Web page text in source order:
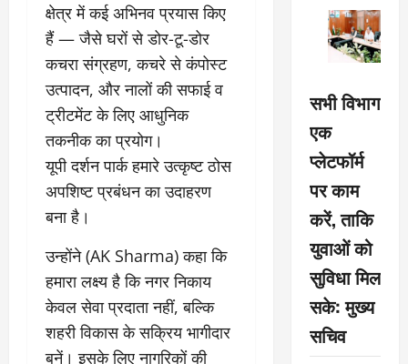
क्षेत्र में कई अभिनव प्रयास किए
हैं — जैसे घरों से डोर-टू-डोर
कचरा संग्रहण, कचरे से कंपोस्ट
उत्पादन, और नालों की सफाई व
ट्रीटमेंट के लिए आधुनिक
तकनीक का प्रयोग।
यूपी दर्शन पार्क हमारे उत्कृष्ट ठोस
अपशिष्ट प्रबंधन का उदाहरण
बना है।
उन्होंने (AK Sharma) कहा कि
हमारा लक्ष्य है कि नगर निकाय
केवल सेवा प्रदाता नहीं, बल्कि
शहरी विकास के सक्रिय भागीदार
बनें। इसके लिए नागरिकों की
सभी विभाग
एक
प्लेटफॉर्म
पर काम
करें, ताकि
युवाओं को
सुविधा मिल
सके: मुख्य
सचिव